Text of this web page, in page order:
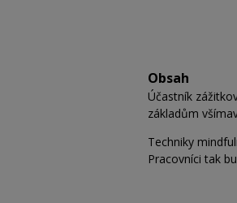
Obsah
Účastník
základům
Techniky
Pracovníci tak